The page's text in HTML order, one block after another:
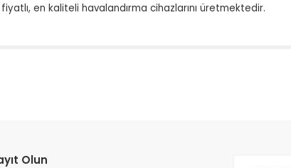
en kaliteli havalandırma cihazlarını üretmektedir.
Olun